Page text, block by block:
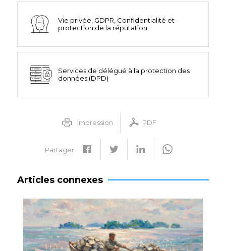
Vie privée, GDPR, Confidentialité et
protection de la réputation
Services de délégué à la protection des
données (DPD)
Impression PDF
Partager
Articles connexes